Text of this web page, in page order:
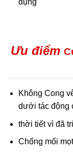
dụng
Ưu điểm
Không Cong
dưới tác động
thời tiết vì đã
Chống mối